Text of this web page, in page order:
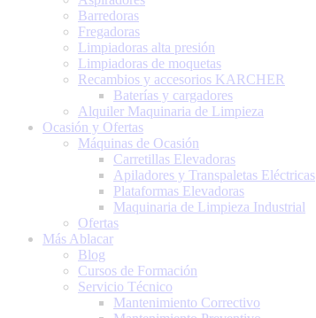
Barredoras
Fregadoras
Limpiadoras alta presión
Limpiadoras de moquetas
Recambios y accesorios KARCHER
Baterías y cargadores
Alquiler Maquinaria de Limpieza
Ocasión y Ofertas
Máquinas de Ocasión
Carretillas Elevadoras
Apiladores y Transpaletas Eléctricas
Plataformas Elevadoras
Maquinaria de Limpieza Industrial
Ofertas
Más Ablacar
Blog
Cursos de Formación
Servicio Técnico
Mantenimiento Correctivo